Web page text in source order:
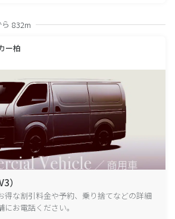
832m
ー柏
）
得な割引料金や予約、乗り捨てなどの詳細
お電話ください。